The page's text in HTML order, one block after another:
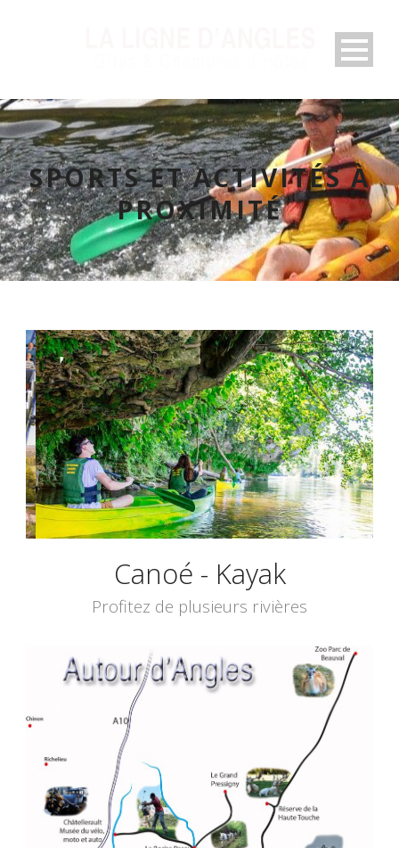
SPORTS ET ACTIVITÉS À
PROXIMITÉ
Canoé - Kayak
Profitez de plusieurs rivières